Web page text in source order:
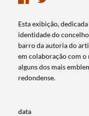
Esta exibição,
identidade do
barro da autoria do
em colaboração com o
alguns dos mais
redondense.
data